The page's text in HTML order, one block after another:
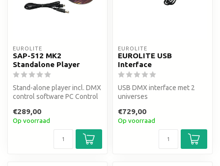
EUROLITE
SAP-512 MK2
Standalone Player
Stand-alone player incl. DMX
control software PC Control
€289,00
Op voorraad
EUROLITE
EUROLITE USB
Interface
USB DMX interface met 2
universes
€729,00
Op voorraad